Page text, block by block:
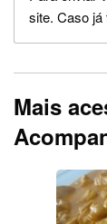
site. Caso
Mais